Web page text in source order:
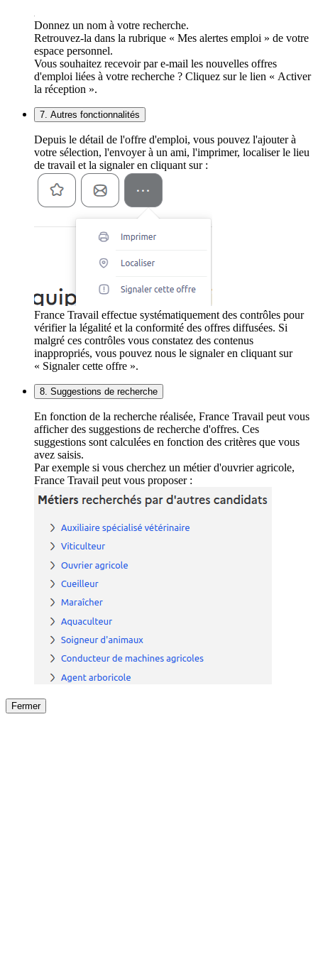
Donnez un nom à votre recherche.
Retrouvez-la dans la rubrique « Mes alertes emploi » de votre
espace personnel.
Vous souhaitez recevoir par e-mail les nouvelles offres
d'emploi liées à votre recherche ? Cliquez sur le lien « Activer
la réception ».
7. Autres fonctionnalités
Depuis le détail de l'offre d'emploi, vous pouvez l'ajouter à
votre sélection, l'envoyer à un ami, l'imprimer, localiser le lieu
de travail et la signaler en cliquant sur :
France Travail effectue systématiquement des contrôles pour
vérifier la légalité et la conformité des offres diffusées. Si
malgré ces contrôles vous constatez des contenus
inappropriés, vous pouvez nous le signaler en cliquant sur
« Signaler cette offre ».
8. Suggestions de recherche
En fonction de la recherche réalisée, France Travail peut vous
afficher des suggestions de recherche d'offres. Ces
suggestions sont calculées en fonction des critères que vous
avez saisis.
Par exemple si vous cherchez un métier d'ouvrier agricole,
France Travail peut vous proposer :
Fermer